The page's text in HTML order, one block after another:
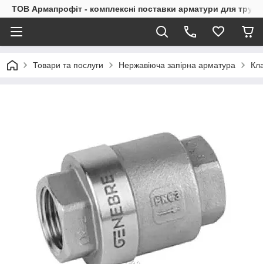
ТОВ Армапрофіт - комплексні поставки арматури для
Товари та послуги Нержавіюча запірна арматура